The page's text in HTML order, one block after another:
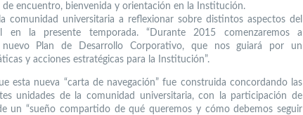
encuentro, bienvenida y orientación en la Institución.
comunidad universitaria a reflexionar sobre distintos aspectos del
en la presente temporada. “Durante 2015 comenzaremos a
nuevo Plan de Desarrollo Corporativo, que nos guiará por un
y acciones estratégicas para la Institución”.
esta nueva “carta de navegación” fue construida concordando las
unidades de la comunidad universitaria, con la participación de
un “sueño compartido de qué queremos y cómo debemos seguir